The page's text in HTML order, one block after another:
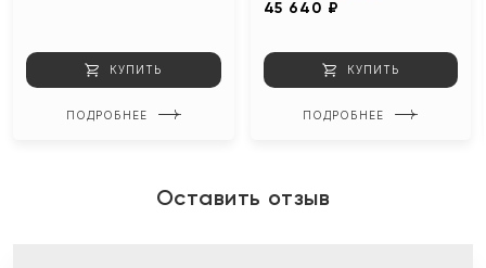
КУПИТЬ
ПОДРОБНЕЕ
45 640 ₽
КУПИТЬ
ПОДРОБНЕЕ
Оставить отзыв